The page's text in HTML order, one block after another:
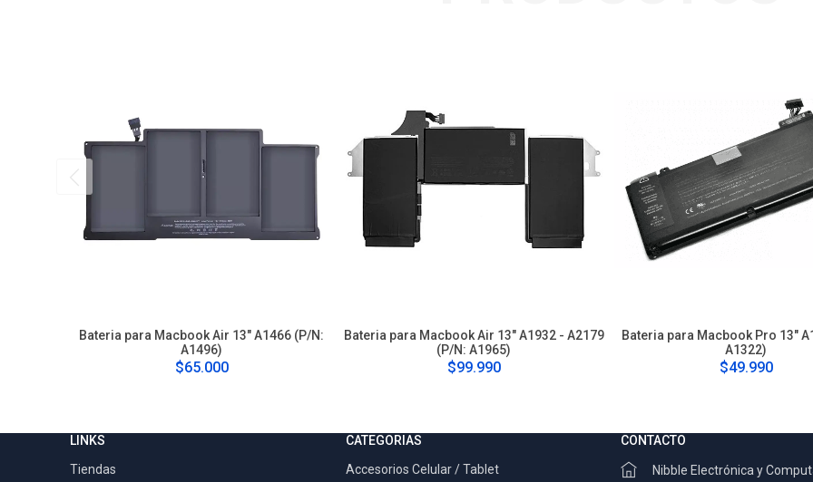
Bateria para Macbook Air 13" A1466 (P/N:
A1496)
$65.000
Bateria para Macbook Air 13" A1932 - A2179
(P/N: A1965)
$99.990
Bateria para Macbook Pro 13"
A1322)
$49.990
LINKS
Tiendas
CATEGORIAS
Accesorios Celular / Tablet
CONTACTO
Nibble Electrónica y